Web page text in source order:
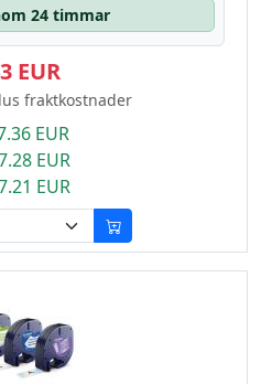
24 timmar
EUR
fraktkostnader
EUR
EUR
EUR